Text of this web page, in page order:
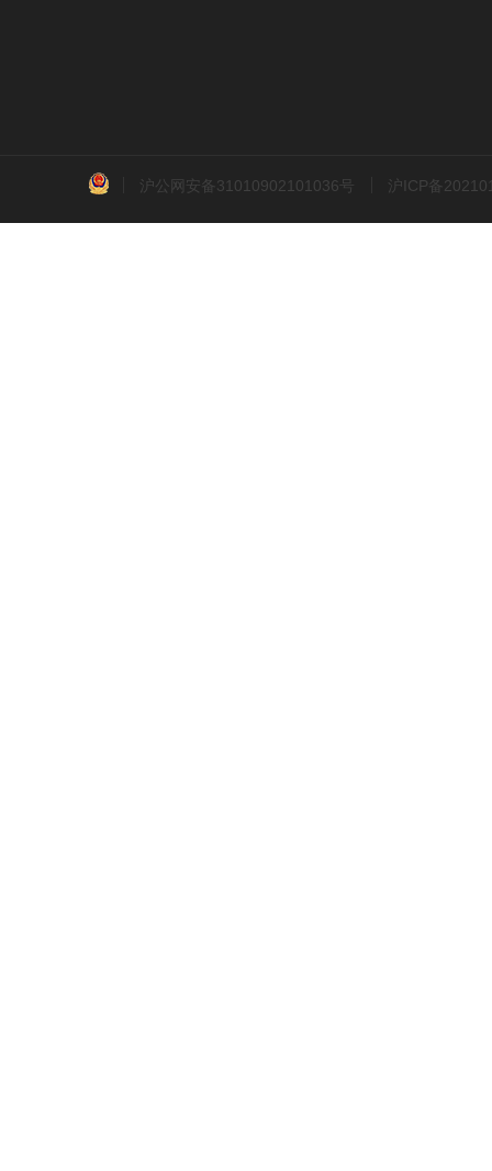
沪公网安备31010902101036号 沪ICP备